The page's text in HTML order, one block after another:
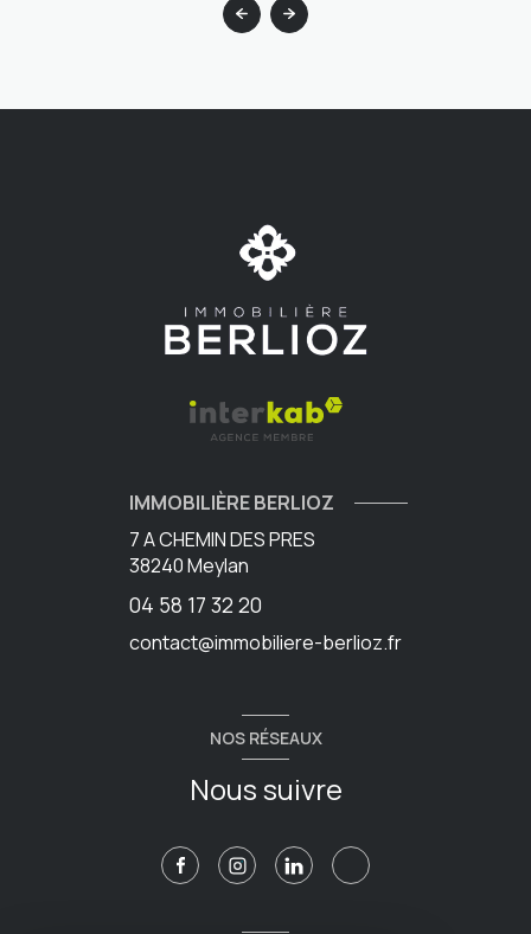
IMMOBILIÈRE BERLIOZ
7 A CHEMIN DES PRES
38240Meylan
04 58 17 32 20
contact@immobiliere-berlioz.fr
NOS RÉSEAUX
Nous suivre